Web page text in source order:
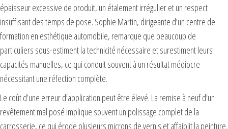
épaisseur excessive de produit, un étalement irrégulier et un respect
insuffisant des temps de pose. Sophie Martin, dirigeante d’un centre de
formation en esthétique automobile, remarque que beaucoup de
particuliers sous-estiment la technicité nécessaire et surestiment leurs
capacités manuelles, ce qui conduit souvent à un résultat médiocre
nécessitant une réfection complète.
Le coût d’une erreur d’application peut être élevé. La remise à neuf d’un
revêtement mal posé implique souvent un polissage complet de la
carrosserie, ce qui érode plusieurs microns de vernis et affaiblit la peinture.